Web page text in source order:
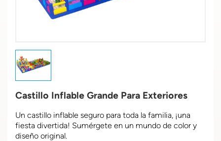
Castillo Inflable Grande Para Exteriores
Un castillo inflable seguro para toda la familia, ¡una
fiesta divertida! Sumérgete en un mundo de color y
diseño original.